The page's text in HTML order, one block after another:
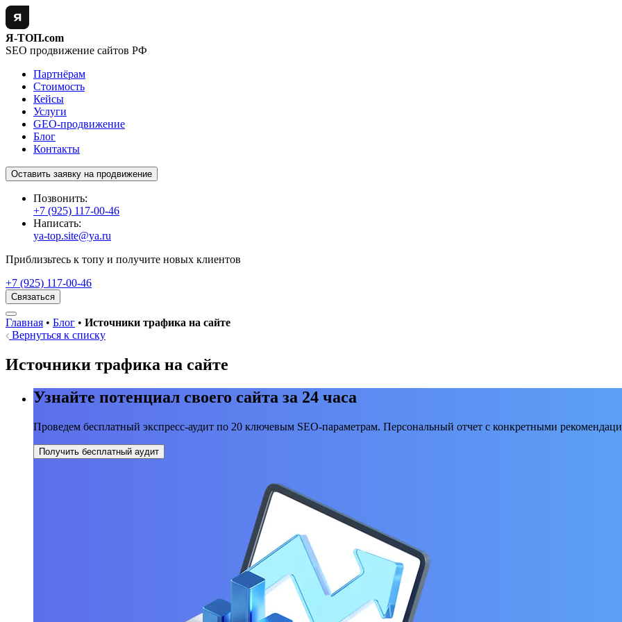
Я-ТОП.com
SEO продвижение сайтов РФ
Партнёрам
Стоимость
Кейсы
Услуги
GEO-продвижение
Блог
Контакты
Оставить заявку на продвижение
Позвонить:
+7 (925) 117-00-46
Написать:
ya-top.site@ya.ru
Приблизьтесь к топу и получите новых клиентов
+7 (925) 117-00-46
Связаться
Главная • Блог • Источники трафика на сайте
Вернуться к списку
Источники трафика на сайте
Узнайте потенциал своего сайта за 24 часа
Проведем бесплатный экспресс-аудит по 20 ключевым SEO-параметрам. Персональный отчет с конкретными
Получить бесплатный аудит